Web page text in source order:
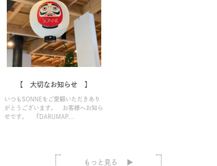
【 大切なお知らせ 】
いつもSONNEをご愛顧いただきあり
がとうございます。 お客様へお知ら
せです。 『DARUMAP...
もっと見る